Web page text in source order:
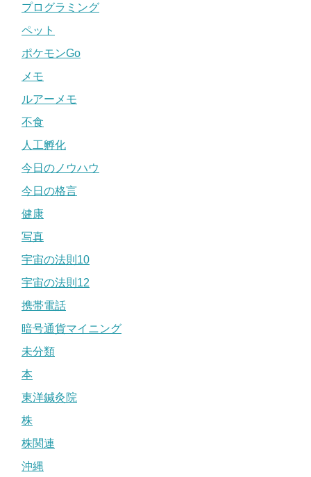
プログラミング
ペット
ポケモンGo
メモ
ルアーメモ
不食
人工孵化
今日のノウハウ
今日の格言
健康
写真
宇宙の法則10
宇宙の法則12
携帯電話
暗号通貨マイニング
未分類
本
東洋鍼灸院
株
株関連
沖縄